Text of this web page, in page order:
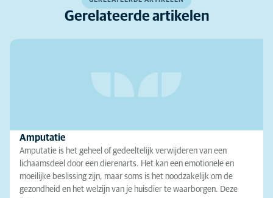
Gerelateerde artikelen
Amputatie
Amputatie is het geheel of gedeeltelijk verwijderen van een
lichaamsdeel door een dierenarts. Het kan een emotionele en
moeilijke beslissing zijn, maar soms is het noodzakelijk om de
gezondheid en het welzijn van je huisdier te waarborgen. Deze